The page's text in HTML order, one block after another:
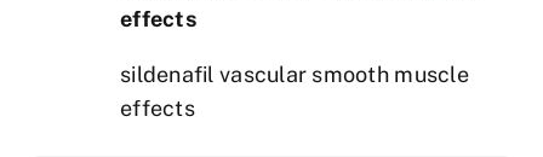
effects
sildenafil vascular smooth muscle
effects